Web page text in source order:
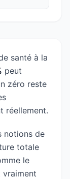
santé à la
peut
zéro reste
réellement.
notions de
totale
le
vraiment